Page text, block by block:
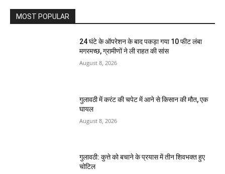
MOST POPULAR
24 घंटे के ऑपरेशन के बाद पकड़ा गया 10 फीट लंबा
मगरमच्छ, ग्रामीणों ने ली राहत की सांस
August 8, 2026
गुलावठी में करंट की चपेट में आने से किसान की मौत, एक
घायल
August 8, 2026
गुलावठी: कुत्ते को बचाने के प्रयास में तीन शिवभक्त हुए
चोटिल